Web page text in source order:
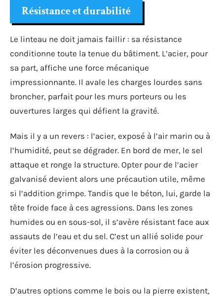
Résistance et durabilité
Le linteau ne doit jamais faillir : sa résistance
conditionne toute la tenue du bâtiment. L’acier, pour
sa part, affiche une force mécanique
impressionnante. Il avale les charges lourdes sans
broncher, parfait pour les murs porteurs ou les
ouvertures larges qui défient la gravité.
Mais il y a un revers : l’acier, exposé à l’air marin ou à
l’humidité, peut se dégrader. En bord de mer, le sel
attaque et ronge la structure. Opter pour de l’acier
galvanisé devient alors une précaution utile, même
si l’addition grimpe. Tandis que le béton, lui, garde la
tête froide face à ces agressions. Dans les zones
humides ou en sous-sol, il s’avère résistant face aux
assauts de l’eau et du sel. C’est un allié solide pour
éviter les déconvenues dues à la corrosion ou à
l’érosion progressive.
D’autres options comme le bois ou la pierre existent,